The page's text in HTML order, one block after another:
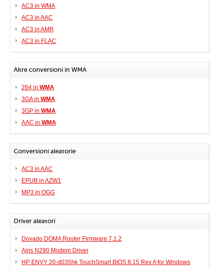
AC3 in WMA
AC3 in AAC
AC3 in AMR
AC3 in FLAC
Altre conversioni in WMA
264 in WMA
3GA in WMA
3GP in WMA
AAC in WMA
Conversioni aleatorie
AC3 in AAC
EPUB in AZW1
MP3 in OGG
Driver aleatori
Dovado DOMA Router Firmware 7.1.2
Airis N290 Modem Driver
HP ENVY 20-d035hk TouchSmart BIOS 8.15 Rev A for Windows